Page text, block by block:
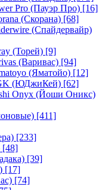
Pro (Пауэр Про) [16]
(Скорана) [68]
(Спайдервайр)
(Торей) [9]
(Варивас) [94]
(Яматойо) [12]
(ЮДжиКей) [62]
Onyx (Йоши Оникс)
[411]
[233]
[48]
[39]
[17]
[74]